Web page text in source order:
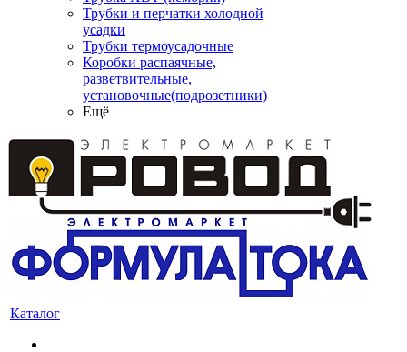
Трубки и перчатки холодной
усадки
Трубки термоусадочные
Коробки распаячные,
разветвительные,
установочные(подрозетники)
Ещё
Каталог